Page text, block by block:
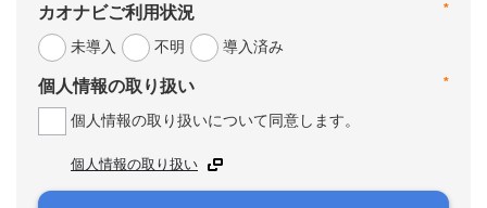
*
カオナビご利用状況
未導入
不明 導入済み
*
個人情報の取り扱い
個人情報の取り扱いについて同意します。
個人情報の取り扱い